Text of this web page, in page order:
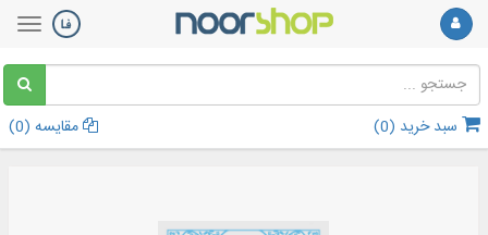
سبد خرید (0
) مقایسه (0
)